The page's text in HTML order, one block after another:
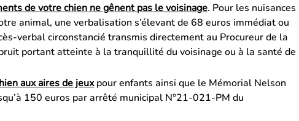
de votre chien ne gênent pas le voisinage. Pour les nuisances
animal, une verbalisation s’élevant de 68 euros immédiat ou
verbal circonstancié transmis directement au Procureur de la
portant atteinte à la tranquillité du voisinage ou à la santé de
aux aires de jeuxpour enfants ainsi que le Mémorial Nelson
150 euros par arrêté municipal N°21-021-PM du